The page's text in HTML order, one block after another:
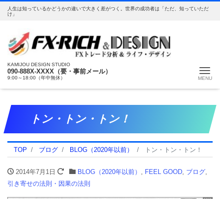
人生は知っているかどうかの違いで大きく差がつく。世界の成功者は「ただ、知っていただ
け」
KAMIJOU DESIGN STUDIO
090-888X-XXXX（要・事前メール）
9:00～18:00（年中無休）
トン・トン・トン！
TOP ブログ BLOG（2020年以前） トン・トン・トン！
2014年7月1日 BLOG（2020年以前） , FEEL GOOD, ブログ,
引き寄せの法則・因果の法則